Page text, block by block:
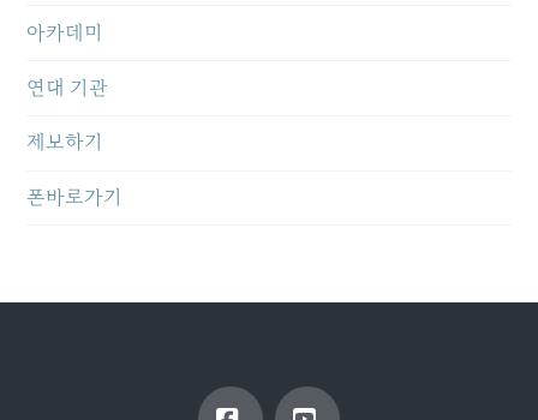
아카데미
연대 기관
제보하기
폰바로가기